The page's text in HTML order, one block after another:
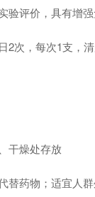
验评价，具有增
2次，每次1支，
干燥处存放
替药物；适宜人